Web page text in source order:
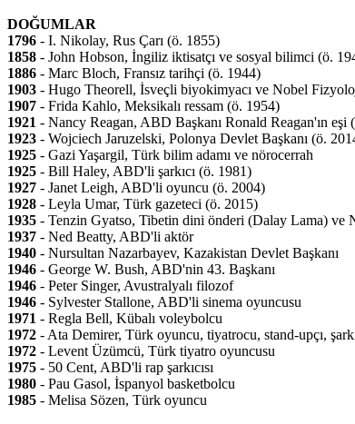
DOĞUMLAR
1796 - I. Nikolay, Rus Çarı (ö. 1855)
1858 - John Hobson, İngiliz iktisatçı ve sosyal bilimci (ö.
1886 - Marc Bloch, Fransız tarihçi (ö. 1944)
1903 - Hugo Theorell, İsveçli biyokimyacı ve Nobel
1907 - Frida Kahlo, Meksikalı ressam (ö. 1954)
1921 - Nancy Reagan, ABD Başkanı Ronald Reagan'ın eşi
1923 - Wojciech Jaruzelski, Polonya Devlet Başkanı (ö.
1925 - Gazi Yaşargil, Türk bilim adamı ve nörocerrah
1925 - Bill Haley, ABD'li şarkıcı (ö. 1981)
1927 - Janet Leigh, ABD'li oyuncu (ö. 2004)
1928 - Leyla Umar, Türk gazeteci (ö. 2015)
1935 - Tenzin Gyatso, Tibetin dini önderi (Dalay Lama) ve
1937 - Ned Beatty, ABD'li aktör
1940 - Nursultan Nazarbayev, Kazakistan Devlet Başkanı
1946 - George W. Bush, ABD'nin 43. Başkanı
1946 - Peter Singer, Avustralyalı filozof
1946 - Sylvester Stallone, ABD'li sinema oyuncusu
1971 - Regla Bell, Kübalı voleybolcu
1972 - Ata Demirer, Türk oyuncu, tiyatrocu, stand-upçı,
1972 - Levent Üzümcü, Türk tiyatro oyuncusu
1975 - 50 Cent, ABD'li rap şarkıcısı
1980 - Pau Gasol, İspanyol basketbolcu
1985 - Melisa Sözen, Türk oyuncu